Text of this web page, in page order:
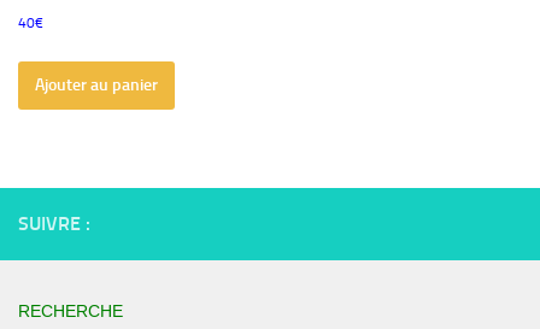
40€
Ajouter au panier
SUIVRE :
RECHERCHE